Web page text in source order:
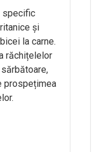
specific
și
la carne.
răchițelelor
prospețimea